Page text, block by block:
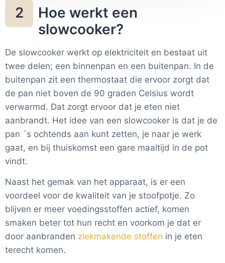
2
Hoe werkt een
slowcooker?
De slowcooker werkt op elektriciteit en bestaat uit
twee delen; een binnenpan en een buitenpan. In de
buitenpan zit een thermostaat die ervoor zorgt dat
de pan niet boven de 90 graden Celsius wordt
verwarmd. Dat zorgt ervoor dat je eten niet
aanbrandt. Het idee van een slowcooker is dat je de
pan ´s ochtends aan kunt zetten, je naar je werk
gaat, en bij thuiskomst een gare maaltijd in de pot
vindt.
Naast het gemak van het apparaat, is er een
voordeel voor de kwaliteit van je stoofpotje. Zo
blijven er meer voedingsstoffen actief, komen
smaken beter tot hun recht en voorkom je dat er
door aanbranden ziekmakende stoffen in je eten
terecht komen.